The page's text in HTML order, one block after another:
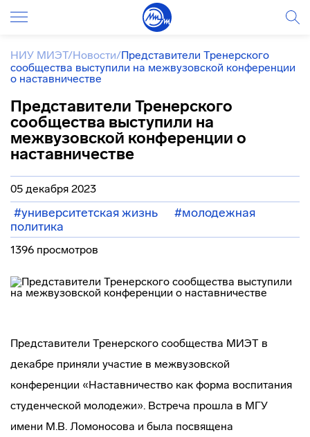
НИУ МИЭТ/Новости/Представители Тренерского
сообщества выступили на межвузовской конференции
о наставничестве
Представители Тренерского
сообщества выступили на
межвузовской конференции о
наставничестве
05 декабря 2023
#университетская жизнь
#молодежная
политика
1396 просмотров
Представители Тренерского сообщества МИЭТ в
декабре приняли участие в межвузовской
конференции «Наставничество как форма воспитания
студенческой молодежи». Встреча прошла в МГУ
имени М.В. Ломоносова и была посвящена